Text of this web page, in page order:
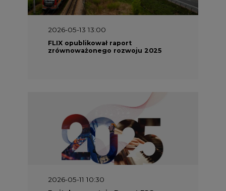
FLIX opublikował raport
zrównoważonego rozwoju 2025
2026-05-11 10:30
Emitel prezentuje Raport ESG za
2025 rok